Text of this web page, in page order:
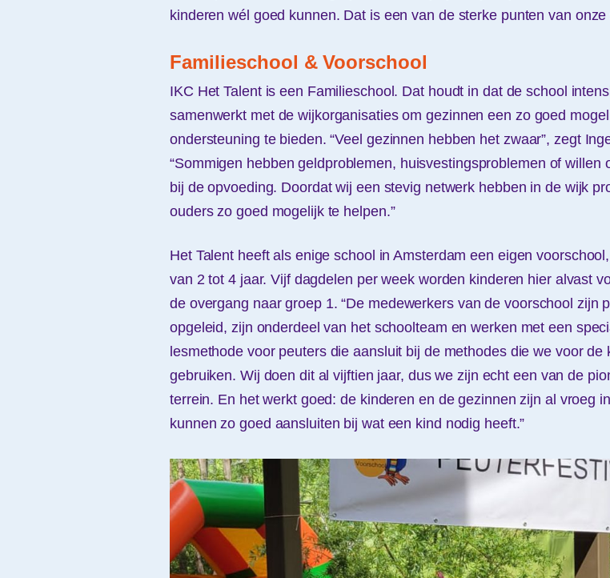
kinderen wél goed kunnen. Dat is een van de sterke punten van onze
Familieschool & Voorschool
IKC Het Talent is een Familieschool. Dat houdt in dat de school
samenwerkt met de wijkorganisaties om gezinnen een zo goed
ondersteuning te bieden. “Veel gezinnen hebben het zwaar”, zegt
“Sommigen hebben geldproblemen, huisvestingsproblemen of willen
bij de opvoeding. Doordat wij een stevig netwerk hebben in de wijk
ouders zo goed mogelijk te helpen.”
Het Talent heeft als enige school in Amsterdam een eigen
van 2 tot 4 jaar. Vijf dagdelen per week worden kinderen hier alvast
de overgang naar groep 1. “De medewerkers van de voorschool zijn
opgeleid, zijn onderdeel van het schoolteam en werken met een
lesmethode voor peuters die aansluit bij de methodes die we voor de
gebruiken. Wij doen dit al vijftien jaar, dus we zijn echt een van de
terrein. En het werkt goed: de kinderen en de gezinnen zijn al vroeg
kunnen zo goed aansluiten bij wat een kind nodig heeft.”